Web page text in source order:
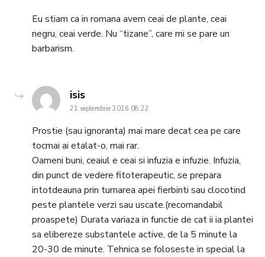
Eu stiam ca in romana avem ceai de plante, ceai
negru, ceai verde. Nu “tizane”, care mi se pare un
barbarism.
isissays:
21 septembrie 2016 08:22
Prostie (sau ignoranta) mai mare decat cea pe care
tocmai ai etalat-o, mai rar.
Oameni buni, ceaiul e ceai si infuzia e infuzie. Infuzia,
din punct de vedere fitoterapeutic, se prepara
intotdeauna prin turnarea apei fierbinti sau clocotind
peste plantele verzi sau uscate.(recomandabil
proaspete) Durata variaza in functie de cat ii ia plantei
sa elibereze substantele active, de la 5 minute la
20-30 de minute. Tehnica se foloseste in special la